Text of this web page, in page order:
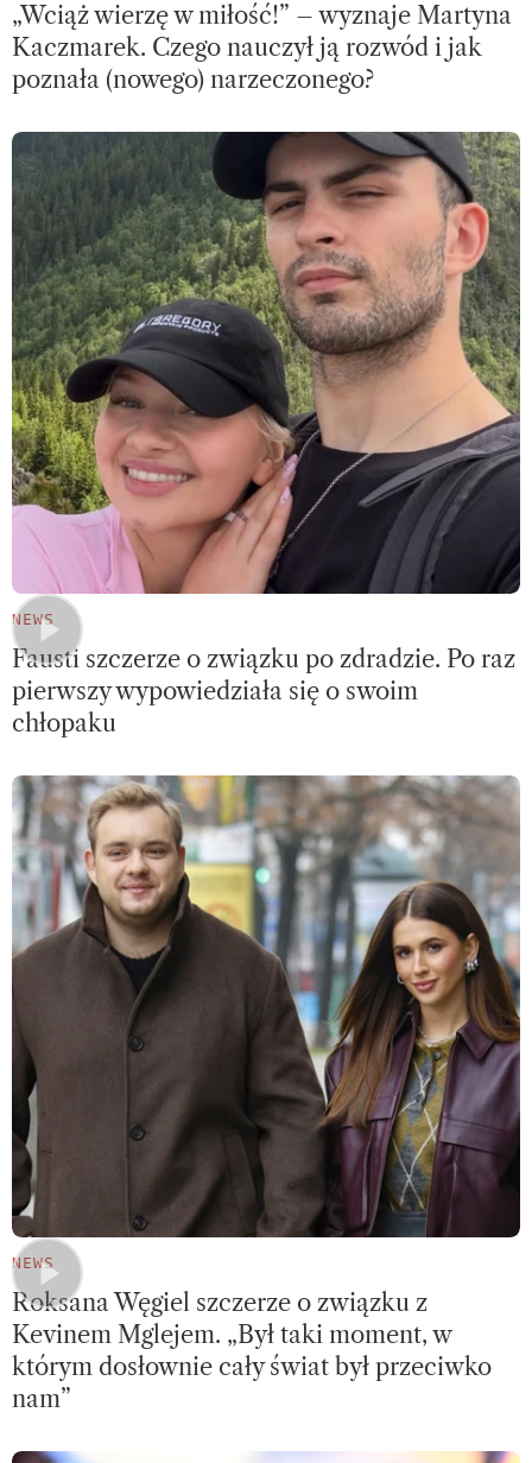
„Wciąż wierzę w miłość!” – wyznaje Martyna
Kaczmarek. Czego nauczył ją rozwód i jak
poznała (nowego) narzeczonego?
NEWS
Fausti szczerze o związku po zdradzie. Po raz
pierwszy wypowiedziała się o swoim
chłopaku
NEWS
Roksana Węgiel szczerze o związku z
Kevinem Mglejem. „Był taki moment, w
którym dosłownie cały świat był przeciwko
nam”